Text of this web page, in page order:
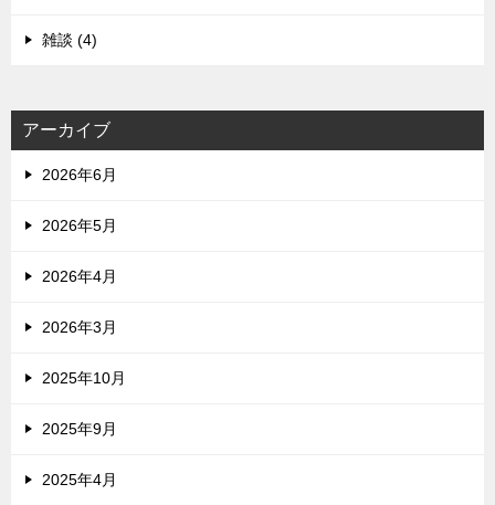
雑談 (4)
アーカイブ
2026年6月
2026年5月
2026年4月
2026年3月
2025年10月
2025年9月
2025年4月